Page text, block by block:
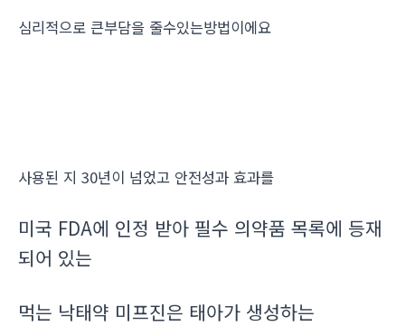
심리적으로 큰부담을 줄수있는방법이에요
사용된 지 30년이 넘었고 안전성과 효과를
미국 FDA에 인정 받아 필수 의약품 목록에 등재
되어 있는
먹는 낙태약 미프진은 태아가 생성하는